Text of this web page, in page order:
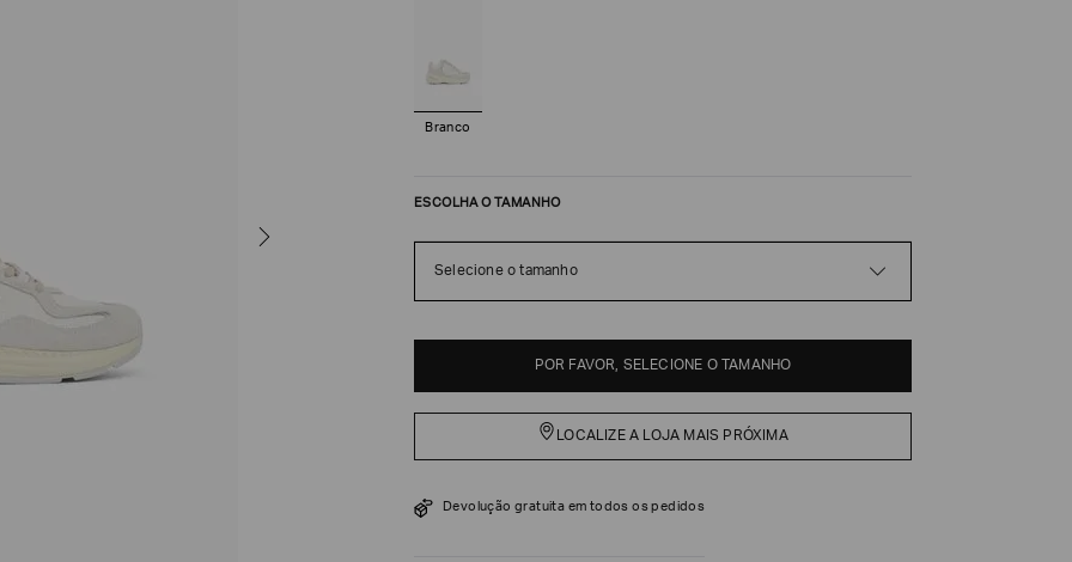
Branco
ESCOLHA O TAMANHO
Selecione o tamanho
POR FAVOR, SELECIONE O TAMANHO
LOCALIZE A LOJA MAIS PRÓXIMA
Devolução gratuita em todos os pedidos